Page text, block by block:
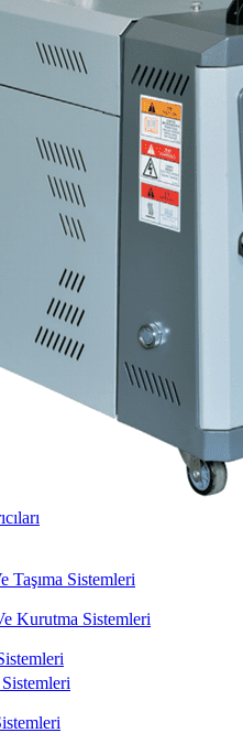
Taşıma Sistemleri
Kurutma Sistemleri